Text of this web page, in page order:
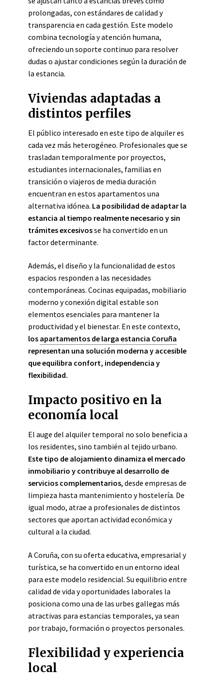
prolongadas, con estándares de calidad y
transparencia en cada gestión. Este modelo
combina tecnología y atención humana,
ofreciendo un soporte continuo para resolver
dudas o ajustar condiciones según la duración de
la estancia.
Viviendas adaptadas a
distintos perfiles
El público interesado en este tipo de alquiler es
cada vez más heterogéneo. Profesionales que se
trasladan temporalmente por proyectos,
estudiantes internacionales, familias en
transición o viajeros de media duración
encuentran en estos apartamentos una
alternativa idónea. La posibilidad de adaptar la
estancia al tiempo realmente necesario y sin
trámites excesivosse ha convertido en un
factor determinante.
Además, el diseño y la funcionalidad de estos
espacios responden a las necesidades
contemporáneas. Cocinas equipadas, mobiliario
moderno y conexión digital estable son
elementos esenciales para mantener la
productividad y el bienestar. En este contexto,
los apartamentos de larga estancia Coruña
representan una solución moderna y accesible
que equilibra confort, independencia y
flexibilidad.
Impacto positivo en la
economía local
El auge del alquiler temporal no solo beneficia a
los residentes, sino también al tejido urbano.
Este tipo de alojamiento dinamiza el mercado
inmobiliario y contribuye al desarrollo de
servicios complementarios, desde empresas de
limpieza hasta mantenimiento y hostelería. De
igual modo, atrae a profesionales de distintos
sectores que aportan actividad económica y
cultural a la ciudad.
A Coruña, con su oferta educativa, empresarial y
turística, se ha convertido en un entorno ideal
para este modelo residencial. Su equilibrio entre
calidad de vida y oportunidades laborales la
posiciona como una de las urbes gallegas más
atractivas para estancias temporales, ya sean
por trabajo, formación o proyectos personales.
Flexibilidad y experiencia
local